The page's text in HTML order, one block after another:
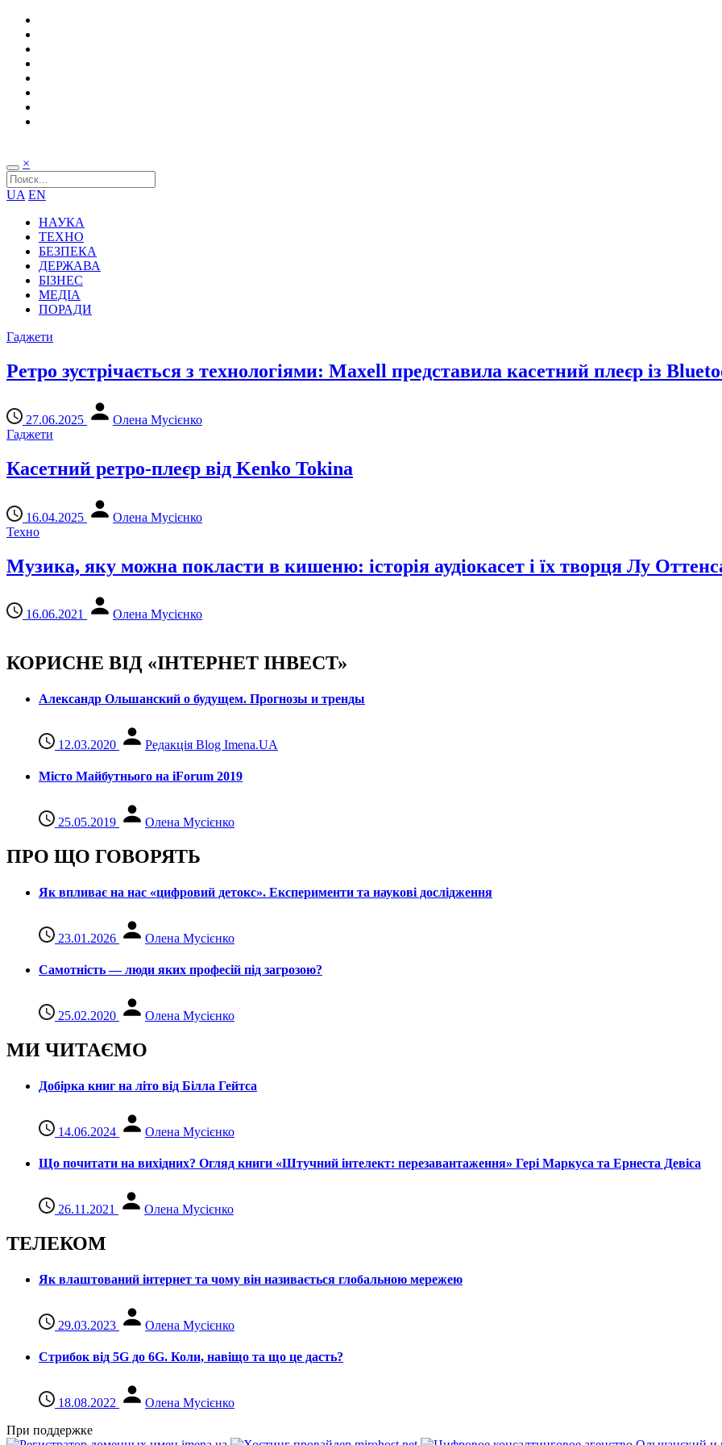
×
UA EN
НАУКА
ТЕХНО
БЕЗПЕКА
ДЕРЖАВА
БІЗНЕС
МЕДІА
ПОРАДИ
Гаджети
Ретро зустрічається з технологіями: Maxell представила касетний плеєр із
27.06.2025
Олена Мусієнко
Гаджети
Касетний ретро-плеєр від Kenko Tokina
16.04.2025
Олена Мусієнко
Техно
Музика, яку можна покласти в кишеню: історія аудіокасет і їх творця Лу
16.06.2021 Олена Мусієнко
КОРИСНЕ ВІД «ІНТЕРНЕТ ІНВЕСТ»
Александр Ольшанский о будущем. Прогнозы и тренды
12.03.2020 Редакція Blog Imena.UA
Місто Майбутнього на iForum 2019
25.05.2019 Олена Мусієнко
ПРО ЩО ГОВОРЯТЬ
Як впливає на нас «цифровий детокс». Експерименти та наукові дослідження
23.01.2026 Олена Мусієнко
Самотність — люди яких професій під загрозою?
25.02.2020 Олена Мусієнко
МИ ЧИТАЄМО
Добірка книг на літо від Білла Гейтса
14.06.2024 Олена Мусієнко
Що почитати на вихідних? Огляд книги «Штучний інтелект: перезавантаження» Гері Маркуса та Ернеста Девіса
26.11.2021 Олена Мусієнко
ТЕЛЕКОМ
Як влаштований інтернет та чому він називається глобальною мережею
29.03.2023 Олена Мусієнко
Стрибок від 5G до 6G. Коли, навіщо та що це даcть?
18.08.2022
Олена Мусієнко
При поддержке